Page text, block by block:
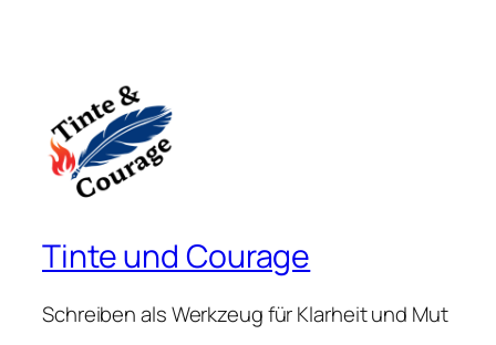
Tinte und Courage
Schreiben als Werkzeug für Klarheit und Mut